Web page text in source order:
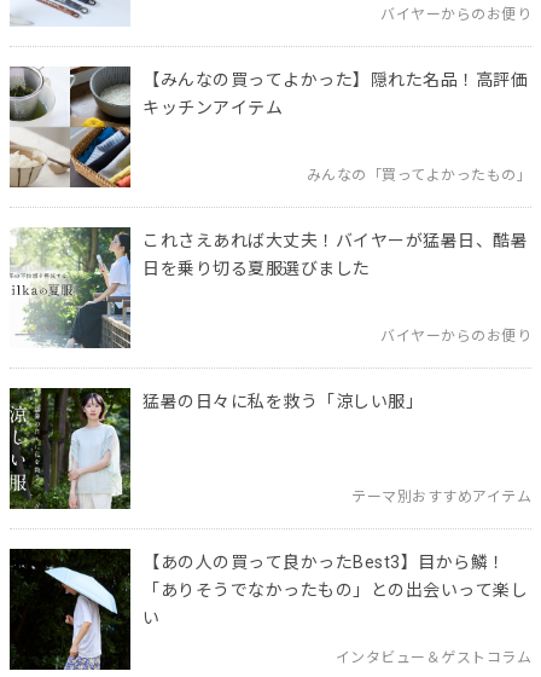
バイヤーからのお便り
【みんなの買ってよかった】隠れた名品！高評価
キッチンアイテム
みんなの「買ってよかったもの」
これさえあれば大丈夫！バイヤーが猛暑日、酷暑
日を乗り切る夏服選びました
バイヤーからのお便り
猛暑の日々に私を救う「涼しい服」
テーマ別おすすめアイテム
【あの人の買って良かったBest3】目から鱗！
「ありそうでなかったもの」との出会いって楽し
い
インタビュー＆ゲストコラム